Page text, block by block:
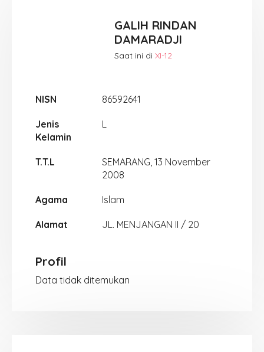
GALIH RINDAN
DAMARADJI
Saat ini diXI-12
NISN 86592641
Jenis
Kelamin
L
T.T.L
SEMARANG, 13 November
2008
Agama Islam
Alamat JL. MENJANGAN II / 20
Profil
Data tidak ditemukan